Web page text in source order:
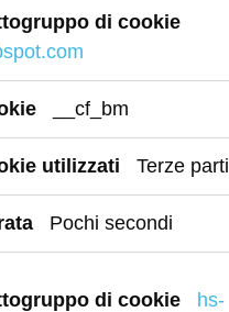
__cf_bm
Terze parti
Pochi secondi
hs-